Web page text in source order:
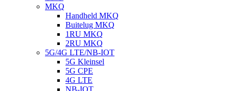
MKQ
Handheld MKQ
Buitelug MKQ
1RU MKQ
2RU MKQ
5G/4G LTE/NB-IOT
5G Kleinsel
5G CPE
4G LTE
NB-IOT